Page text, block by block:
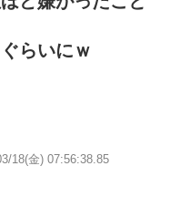
らいにｗ
18(金) 07:56:38.85